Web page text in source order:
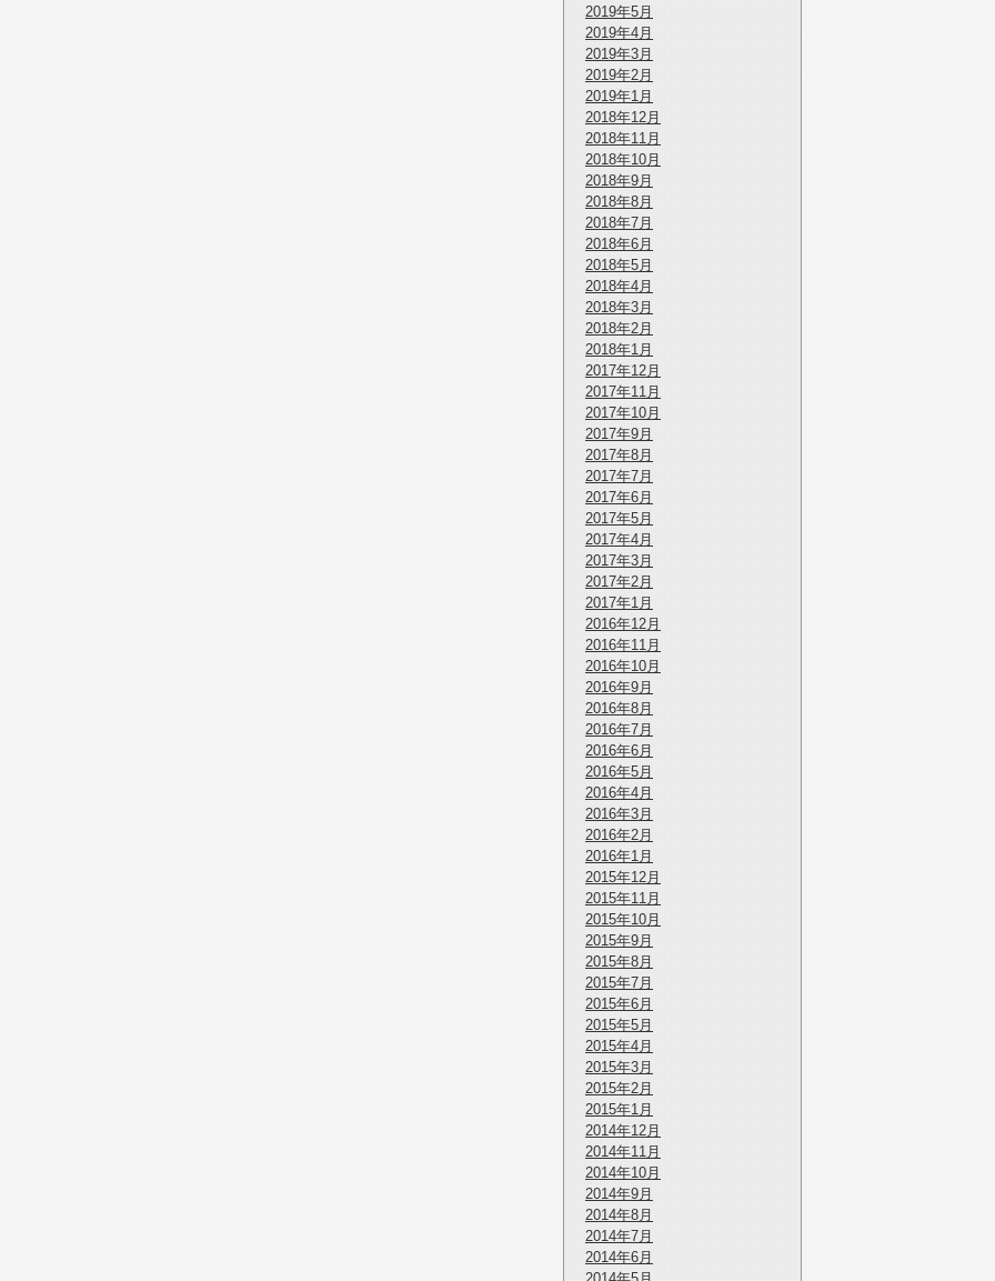
2019年5月
2019年4月
2019年3月
2019年2月
2019年1月
2018年12月
2018年11月
2018年10月
2018年9月
2018年8月
2018年7月
2018年6月
2018年5月
2018年4月
2018年3月
2018年2月
2018年1月
2017年12月
2017年11月
2017年10月
2017年9月
2017年8月
2017年7月
2017年6月
2017年5月
2017年4月
2017年3月
2017年2月
2017年1月
2016年12月
2016年11月
2016年10月
2016年9月
2016年8月
2016年7月
2016年6月
2016年5月
2016年4月
2016年3月
2016年2月
2016年1月
2015年12月
2015年11月
2015年10月
2015年9月
2015年8月
2015年7月
2015年6月
2015年5月
2015年4月
2015年3月
2015年2月
2015年1月
2014年12月
2014年11月
2014年10月
2014年9月
2014年8月
2014年7月
2014年6月